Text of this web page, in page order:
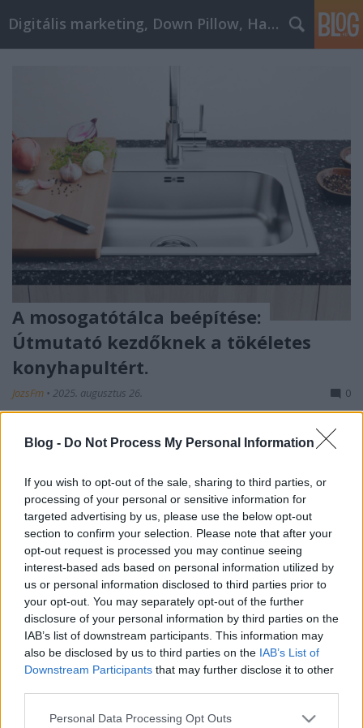
Blog - Do Not Process My Personal Information
If you wish to opt-out of the sale, sharing to third parties, or
processing of your personal or sensitive information for
targeted advertising by us, please use the below opt-out
section to confirm your selection. Please note that after your
opt-out request is processed you may continue seeing
interest-based ads based on personal information utilized by
us or personal information disclosed to third parties prior to
your opt-out. You may separately opt-out of the further
disclosure of your personal information by third parties on the
IAB’s list of downstream participants. This information may
also be disclosed by us to third parties on the IAB’s List of
Downstream Participants that may further disclose it to other
Please note that this website/app uses one or more Google
Personal Data Processing Opt Outs
Digitális marketing, Down Pillow, Használtautó
A mosogatótálca beépítése:
Útmutató kezdőknek a tökéletes
konyhapultért.
JozsFm • 2025. augusztus 26. 0
Profi Konyhatechnika Közösség - Ipari Eszközök &
Gépek (2025) ? Profi Konyhatechnika Közösség - Ipari
konyhagépekről, berendezésekről és eszközökről.
Osszuk meg véleményeinket és ajánlásainkat!
KonyhafőnökBéla MOD 2025. január…